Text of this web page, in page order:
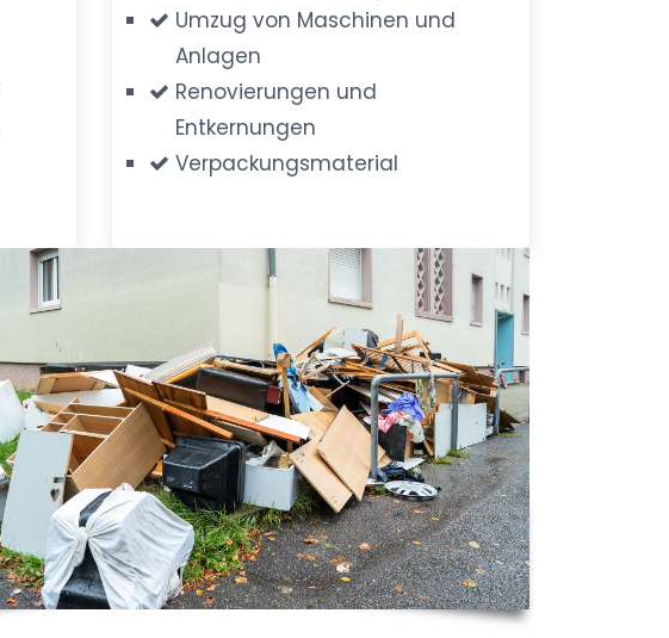
Umzug von Maschinen und
Anlagen
Renovierungen und
Entkernungen
Verpackungsmaterial